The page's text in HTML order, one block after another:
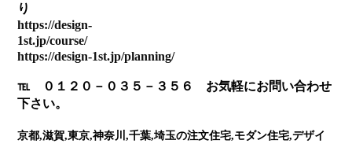
https://design-
1st.jp/course/
https://design-1st.jp/planning/
℡ ０１２０－０３５－３５６ お気軽にお問い合わせ
下さい。
京都,滋賀,東京,神奈川,千葉,埼玉の注文住宅,モダン住宅,デザイ